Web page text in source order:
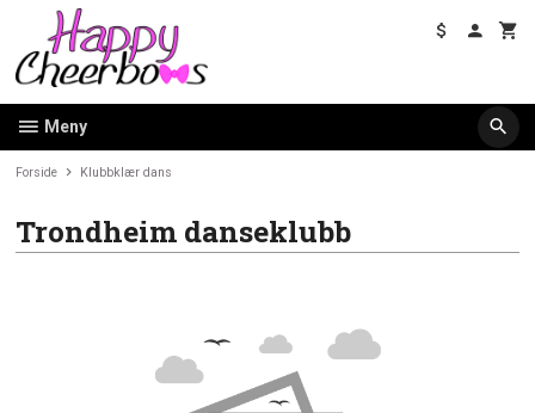
innholdet
Meny
Forside Klubbklær dans
Trondheim danseklubb